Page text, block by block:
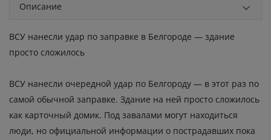
Описание
ВСУ нанесли удар по заправке в Белгороде — здание
просто сложилось
ВСУ нанесли очередной удар по Белгороду — в этот раз по
самой обычной заправке. Здание на ней просто сложилось
как карточный домик. Под завалами могут находиться
люди, но официальной информации о пострадавших пока